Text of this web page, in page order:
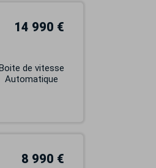
14 990 €
de vitesse
Automatique
8 990 €